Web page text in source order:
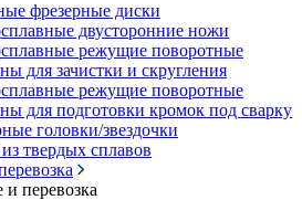
фрезерные диски
двусторонние ножи
режущие поворотные
для зачистки и скругления
режущие поворотные
для подготовки кромок под сварку
головки/звездочки
твердых сплавов
перевозка